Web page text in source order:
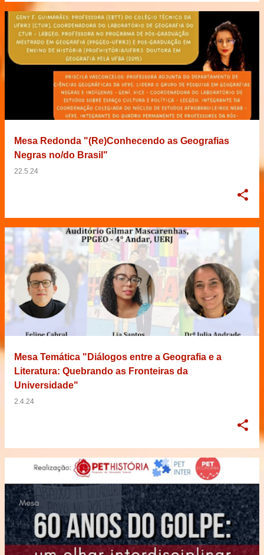
Mesa Redonda "(Re)Conhecendo as Geografias
Negras no/do Brasil"
22.5.24
Mesa Temática "Diálogos entre a Geografia e a
Literatura: Quebrando as Fronteiras da
Universidade"
2.4.24